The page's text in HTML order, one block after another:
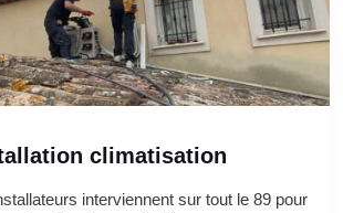
climatisation
interviennent sur tout le 89 pour